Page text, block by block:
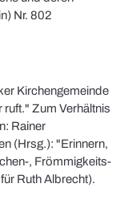
Nr. 802
Kirchengemeinde
ruft." Zum Verhältnis
Rainer
(Hrsg.): "Erinnern,
, Frömmigkeits-
Ruth Albrecht).